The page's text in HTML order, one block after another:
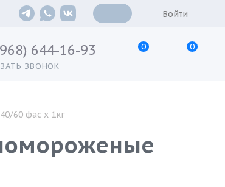
Войти
644-16-93
ЗВОНОК
0 0
60 фас х 1кг